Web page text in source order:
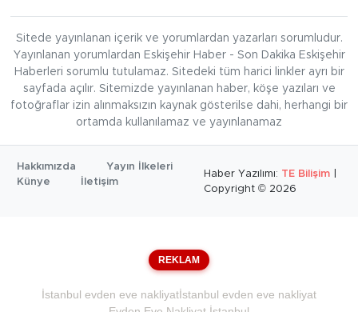
Sitede yayınlanan içerik ve yorumlardan yazarları sorumludur.
Yayınlanan yorumlardan Eskişehir Haber - Son Dakika Eskişehir
Haberleri sorumlu tutulamaz. Sitedeki tüm harici linkler ayrı bir
sayfada açılır. Sitemizde yayınlanan haber, köşe yazıları ve
fotoğraflar izin alınmaksızın kaynak gösterilse dahi, herhangi bir
ortamda kullanılamaz ve yayınlanamaz
Hakkımızda
Yayın İlkeleri
Künye
İletişim
Haber Yazılımı: TE Bilişim
Copyright © 2026
REKLAM
İstanbul evden eve nakliyatİstanbul evden eve nakliyat